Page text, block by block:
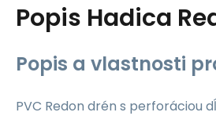
Popis Hadica
Popis a vlastnosti
PVC Redon drén s perforáciou